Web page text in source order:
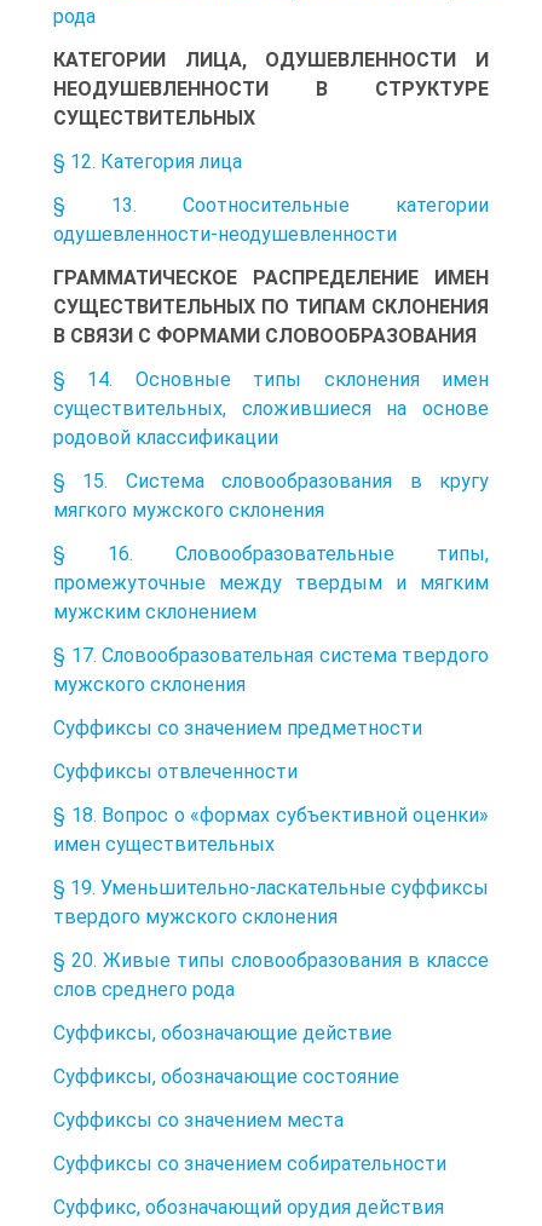
рода
КАТЕГОРИИ ЛИЦА, ОДУШЕВЛЕННОСТИ И
НЕОДУШЕВЛЕННОСТИ В СТРУКТУРЕ
СУЩЕСТВИТЕЛЬНЫХ
§ 12. Категория лица
§ 13. Соотносительные категории
одушевленности-неодушевленности
ГРАММАТИЧЕСКОЕ РАСПРЕДЕЛЕНИЕ ИМЕН
СУЩЕСТВИТЕЛЬНЫХ ПО ТИПАМ СКЛОНЕНИЯ
В СВЯЗИ С ФОРМАМИ СЛОВООБРАЗОВАНИЯ
§ 14. Основные типы склонения имен
существительных, сложившиеся на основе
родовой классификации
§ 15. Система словообразования в кругу
мягкого мужского склонения
§ 16. Словообразовательные типы,
промежуточные между твердым и мягким
мужским склонением
§ 17. Словообразовательная система твердого
мужского склонения
Суффиксы со значением предметности
Суффиксы отвлеченности
§ 18. Вопрос о «формах субъективной оценки»
имен существительных
§ 19. Уменьшительно-ласкательные суффиксы
твердого мужского склонения
§ 20. Живые типы словообразования в классе
слов среднего рода
Суффиксы, обозначающие действие
Суффиксы, обозначающие состояние
Суффиксы со значением места
Суффиксы со значением собирательности
Суффикс, обозначающий орудия действия